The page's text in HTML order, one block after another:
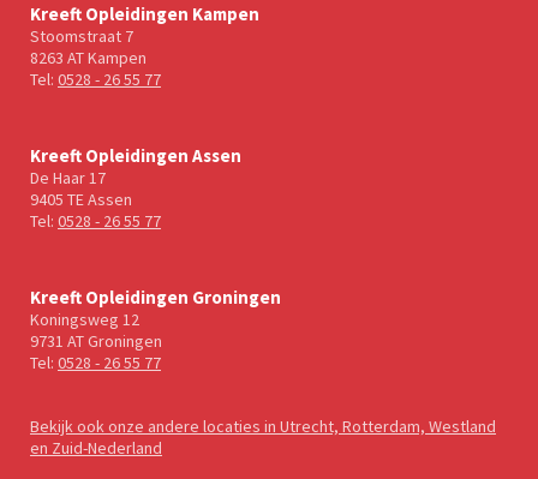
Kreeft Opleidingen Kampen
Stoomstraat 7
8263 AT Kampen
Tel: 0528 - 26 55 77
Kreeft Opleidingen Assen
De Haar 17
9405 TE Assen
Tel: 0528 - 26 55 77
Kreeft Opleidingen Groningen
Koningsweg 12
9731 AT Groningen
Tel: 0528 - 26 55 77
Bekijk ook onze andere locaties in Utrecht, Rotterdam, Westland
en Zuid-Nederland